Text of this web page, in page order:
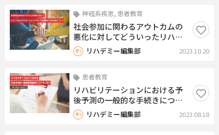
神経系疾患, 患者教育
社会参加に関わるアウトカムの
悪化に対してどういったリハビ
リテーションアプローチを実施
すべきなのか？（１）
リハデミー編集部 2023.10.20
患者教育
リハビリテーションにおける予
後予測の一般的な手続きについ
て（５）〜オッズ比について〜
リハデミー編集部 2023.08.18